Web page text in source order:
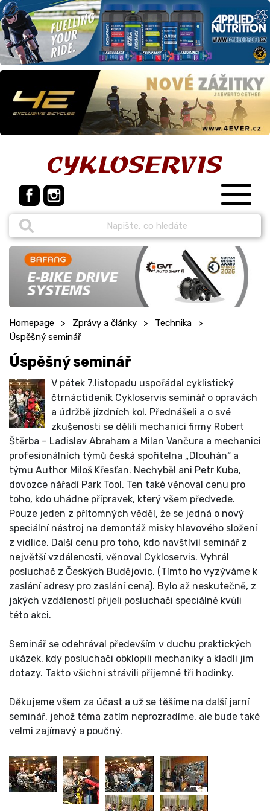
Homepage Zprávy a články
Technika
Úspěšný seminář
Úspěšný seminář
V pátek 7.listopadu uspořádal cyklistický
čtrnáctideník Cykloservis seminář o opravách
a údržbě jízdních kol. Přednášeli a o své
zkušenosti se dělili mechanici firmy Robert
Štěrba – Ladislav Abraham a Milan Vančura a mechanici
profesionálních týmů česká spořitelna „Dlouhán“ a
týmu Author Miloš Křesťan. Nechyběl ani Petr Kuba,
dovozce nářadí Park Tool. Ten také věnoval cenu pro
toho, kdo uhádne přípravek, který všem předvede.
Pouze jeden z přítomných věděl, že se jedná o nový
speciální nástroj na demontáž misky hlavového složení
z vidlice. Další cenu pro toho, kdo navštívil seminář z
největší vzdálenosti, věnoval Cykloservis. Vyhrál
posluchač z Českých Budějovic. (Tímto ho vyzýváme k
zaslání adresy pro zaslání cena). Bylo až neskutečně, z
jakých vzdáleností přijeli posluchači speciálně kvůli
této akci.
Seminář se odehrával především v duchu praktických
ukázek, kdy posluchači obklopili mechaniky a kladli jim
dotazy. Takto všichni strávili příjemné tři hodinky.
Děkujeme všem za účast a už se těšíme na další jarní
seminář, jehož téma zatím neprozradíme, ale bude také
velmi zajímavý a poučný.